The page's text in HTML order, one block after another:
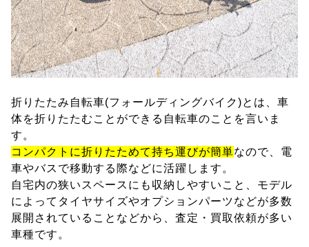
折りたたみ自転車(フォールディングバイク)とは、車
体を折りたたむことができる自転車のことを言いま
す。
コンパクトに折りたためて持ち運びが簡単なので、電
車やバスで移動する際などに活躍します。
自宅内の狭いスペースにも収納しやすいこと、モデル
によってタイヤサイズやオプションパーツなどが多数
展開されていることなどから、査定・買取依頼が多い
車種です。